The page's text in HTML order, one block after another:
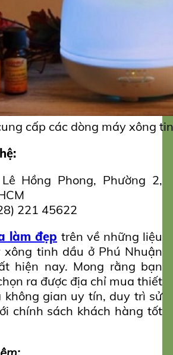
cấp các dòng máy xông
Hồng Phong, Phường 2,
221 45622
làm đẹp trên về những liệu
tinh dầu ở Phú Nhuận
hiện nay. Mong rằng bạn
ra được địa chỉ mua thiết
không gian uy tín, duy trì sử
chính sách khách hàng tốt